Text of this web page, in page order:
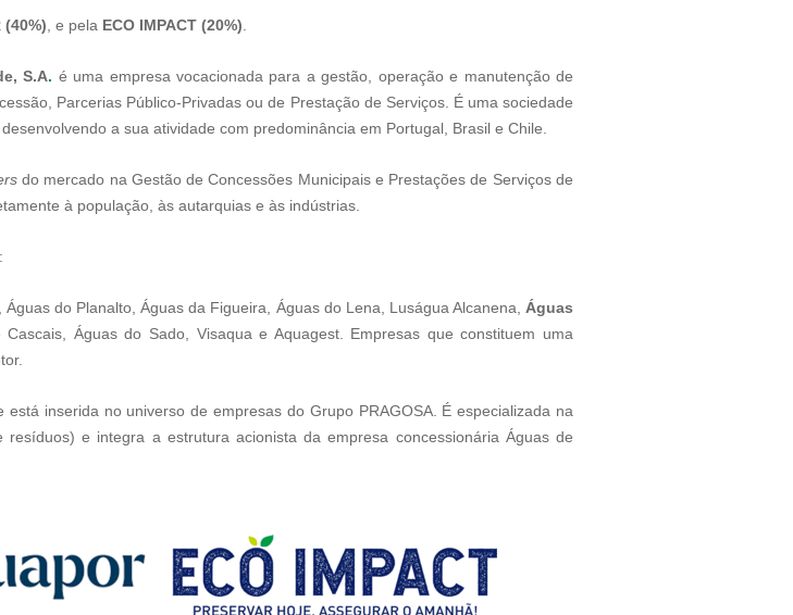
(40%) , e pela ECO IMPACT (20%)
S.A. é uma empresa vocacionada para a gestão, operação e manutenção de
Parcerias Público-Privadas ou de Prestação de Serviços. É uma sociedade
a sua atividade com predominância em Portugal, Brasil e Chile.
do mercado na Gestão de Concessões Municipais e Prestações de Serviços de
à população, às autarquias e às indústrias.
do Planalto, Águas da Figueira, Águas do Lena, Luságua Alcanena, Águas
Águas do Sado, Visaqua e Aquagest. Empresas que constituem uma
inserida no universo de empresas do Grupo PRAGOSA. É especializada na
e integra a estrutura acionista da empresa concessionária Águas de